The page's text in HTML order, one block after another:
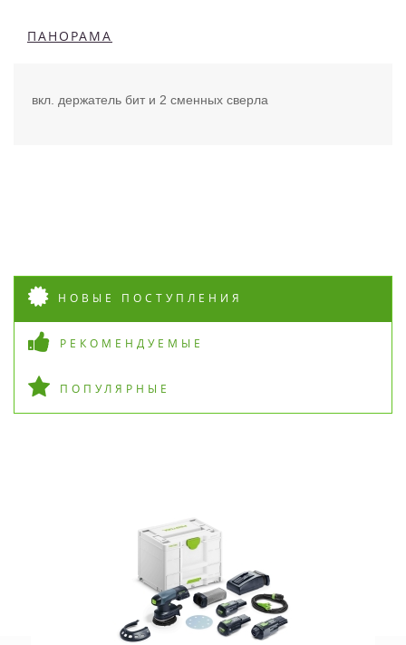
ПАНОРАМА
вкл. держатель бит и 2 сменных сверла
НОВЫЕ ПОСТУПЛЕНИЯ
РЕКОМЕНДУЕМЫЕ
ПОПУЛЯРНЫЕ